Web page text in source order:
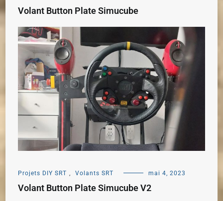
Volant Button Plate Simucube
Projets DIY SRT , Volants SRT mai 4, 2023
Volant Button Plate Simucube V2